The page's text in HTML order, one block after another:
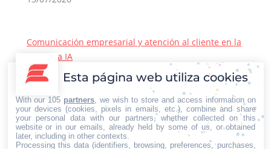
Comunicación empresarial y atención al cliente en la
era de la IA
22/06/2026
Contacto Iberian Press
Principales vías de contacto:
E-mail:
info@iberianpress.es
Esta página web utiliza cookies
With our 105 partners , we wish to store and access information on
your devices (cookies, pixels in emails, etc.), combine and share
your personal data with our partners, whether collected on this
website or in our emails, already held by some of us, or obtained
later, including in other contexts.
Processing this data (identifiers, browsing, preferences, purchases,